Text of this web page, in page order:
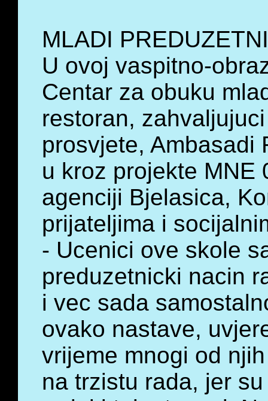
MLADI
U ovoj vaspitno-
Centar za obuku
restoran,
prosvjete, Ambasadi
u kroz projekte MNE
agenciji Bjelasica,
prijateljima i
- Ucenici ove skole
preduzetnicki nacin
i vec sada
ovako nastave,
vrijeme mnogi od
na trzistu rada, jer